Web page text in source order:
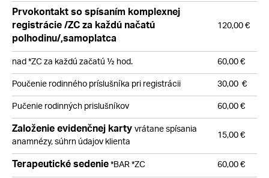
Prvokontakt so spísaním komplexnej
registrácie /ZC za každú načatú
polhodinu/,samoplatca
120,00 €
nad *ZC za každú začatú ½ hod.
60,00 €
Poučenie rodinného príslušníka pri registrácii
30,00 €
Pučenie rodinných prislušníkov
60,00 €
Založenie evidenčnej kartyvrátane spísania
anamnézy, súhrn údajov klienta 15,00 €
Terapeutické sedenie*BAR *ZC
60,00 €